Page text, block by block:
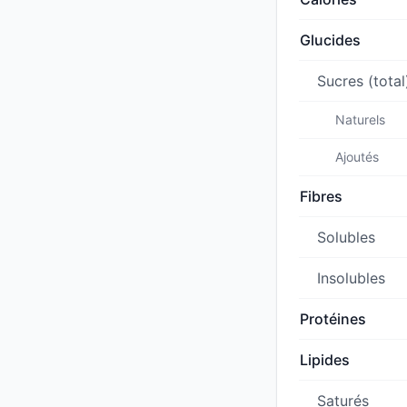
Glucides
Sucres
Naturels
Ajoutés
Fibres
Solubles
Insolubles
Protéines
Lipides
Saturés